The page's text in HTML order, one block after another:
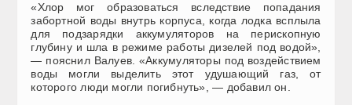
«Хлор мог образоваться вследствие попадания
забортной воды внутрь корпуса, когда лодка всплыла
для подзарядки аккумуляторов на перископную
глубину и шла в режиме работы дизелей под водой»,
— пояснил Валуев. «Аккумуляторы под воздействием
воды могли выделить этот удушающий газ, от
которого люди могли погибнуть», — добавил он.